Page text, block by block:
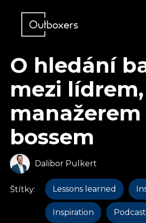
O hledání
mezi lídrem,
manažerem
bossem
Dalibor Pulkert
Štítky: Lessons learned
Inspiration Podcast